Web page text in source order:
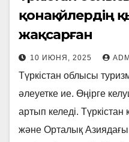
қонақүйлердің
жақсарған
10 ИЮНЯ, 2025
Түркістан облысы
әлеуетке ие. Өңірге
артып келеді.
және Орталық Азиядағы